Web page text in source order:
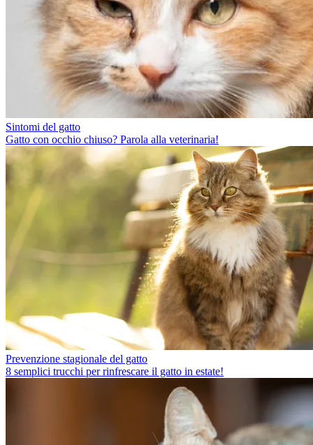
Sintomi del gatto
Gatto con occhio chiuso? Parola alla veterinaria!
Prevenzione stagionale del gatto
8 semplici trucchi per rinfrescare il gatto in estate!